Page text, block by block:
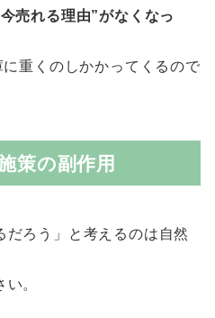
売れる理由”がなくなっ
重くのしかかってくるので
策の副作用
だろう」と考えるのは自然
。